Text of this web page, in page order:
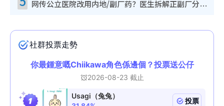
网传公立医院改用内地/副厂药？医生拆解正副厂分别，揭4类人换药随时出事